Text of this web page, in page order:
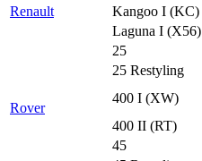
Renault
Kangoo I (KC)
Laguna I (X56)
Rover
25
25 Restyling
400 I (XW)
400 II (RT)
45